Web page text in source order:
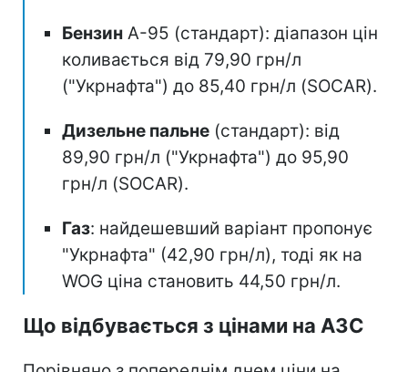
Бензин А-95 (стандарт): діапазон цін
коливається від 79,90 грн/л
("Укрнафта") до 85,40 грн/л (SOCAR).
Дизельне пальне (стандарт): від
89,90 грн/л ("Укрнафта") до 95,90
грн/л (SOCAR).
Газ: найдешевший варіант пропонує
"Укрнафта" (42,90 грн/л), тоді як на
WOG ціна становить 44,50 грн/л.
Що відбувається з цінами на АЗС